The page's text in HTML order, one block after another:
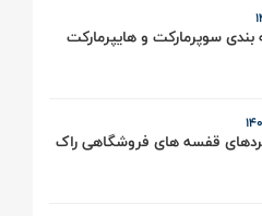
سوپرمارکت و هایپرمارکت
قفسه های فروشگاهی راک